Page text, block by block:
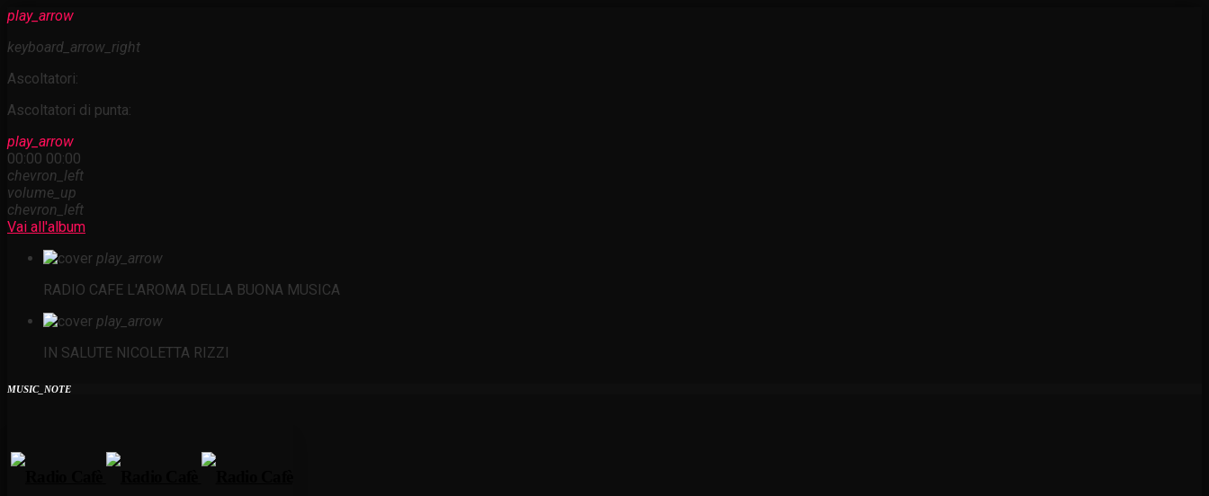
play_arrow
keyboard_arrow_right
Ascoltatori:
Ascoltatori di punta:
play_arrow
00:00 00:00
chevron_left
volume_up
chevron_left
Vai all'album
play_arrow
RADIO CAFE L'AROMA DELLA BUONA MUSICA
play_arrow
IN SALUTE NICOLETTA RIZZI
MUSIC_NOTE